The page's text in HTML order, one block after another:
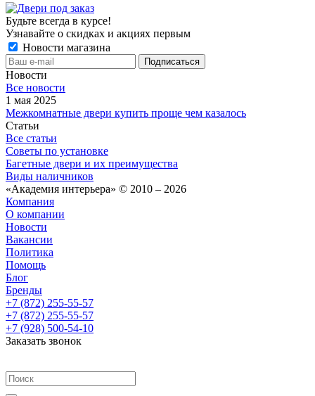
Будьте всегда в курсе!
Узнавайте о скидках и акциях первым
Новости магазина
Новости
Все новости
1 мая 2025
Межкомнатные двери купить проще чем казалось
Статьи
Все статьи
Советы по установке
Багетные двери и их преимущества
Виды наличников
«Академия интерьера» © 2010 – 2026
Компания
О компании
Новости
Вакансии
Политика
Помощь
Блог
Бренды
+7 (872) 255-55-57
+7 (872) 255-55-57
+7 (928) 500-54-10
Заказать звонок